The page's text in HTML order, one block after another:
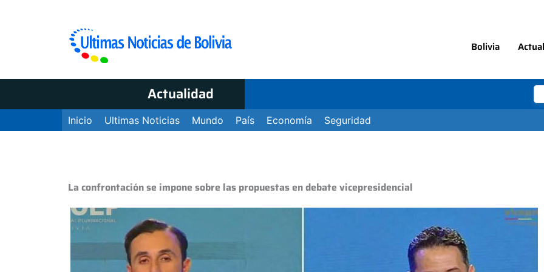
Bolivia
Actualidad
Inicio Ultimas Noticias Mundo País Economía Seguridad
La confrontación se impone sobre las propuestas en debate vicepresidencial